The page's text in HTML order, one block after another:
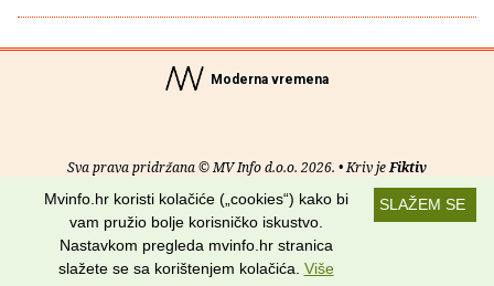
Moderna vremena
Sva prava pridržana © MV Info d.o.o. 2026. • Kriv jeFiktiv
Uvjeti korištenja RSS kanali
Potraži nas na:
SLAŽEM SE
Mvinfo.hr koristi kolačiće („cookies“) kako bi
vam pružio bolje korisničko iskustvo.
Nastavkom pregleda mvinfo.hr stranica
slažete se sa korištenjem kolačića. Više